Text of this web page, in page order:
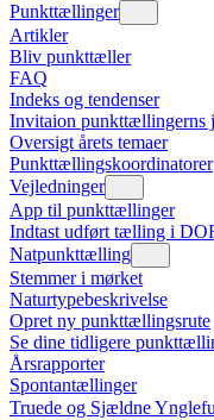
Punkttællinger
Artikler
Bliv punkttæller
FAQ
Indeks og tendenser
Invitaion punkttællingerns
Oversigt årets temaer
Punkttællingskoordinatorer
Vejledninger
App til punkttællinger
Indtast udført tælling i
Natpunkttælling
Stemmer i mørket
Naturtypebeskrivelse
Opret ny punkttællingsrute
Se dine tidligere
Årsrapporter
Spontantællinger
Truede og Sjældne